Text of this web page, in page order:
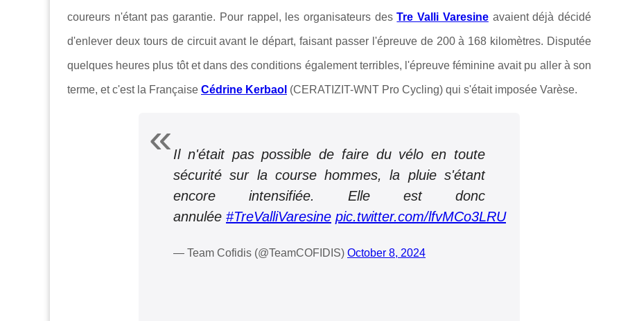
coureurs n'étant pas garantie. Pour rappel, les organisateurs desTre Valli Varesineavaient déjà décidé
d'enlever deux tours de circuit avant le départ, faisant passer l'épreuve de 200 à 168 kilomètres. Disputée
quelques heures plus tôt et dans des conditions également terribles, l'épreuve féminine avait pu aller à son
terme, et c'est la Française Cédrine Kerbaol (CERATIZIT-WNT Pro Cycling) qui s'était imposée Varèse.
Il n'était pas possible de faire du vélo en toute
sécurité sur la course hommes, la pluie s'étant
encore intensifiée. Elle est donc
annulée #TreValliVaresine pic.twitter.com/lfvMCo3LRU
— Team Cofidis (@TeamCOFIDIS) October 8, 2024